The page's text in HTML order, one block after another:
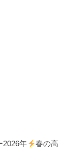
2026年
春の高